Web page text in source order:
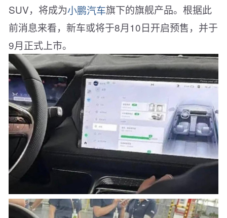
SUV，将成为小鹏汽车旗下的旗舰产品。根据此
前消息来看，新车或将于8月10日开启预售，并于
9月正式上市。